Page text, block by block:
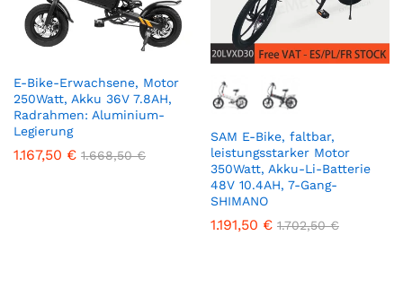
E-Bike-Erwachsene, Motor
250Watt, Akku 36V 7.8AH,
Radrahmen: Aluminium-
Legierung
1.167,50 € 1.668,50€
SAM E-Bike, faltbar,
leistungsstarker Motor
350Watt, Akku-Li-Batterie
48V 10.4AH, 7-Gang-
SHIMANO
1.191,50 € 1.702,50€